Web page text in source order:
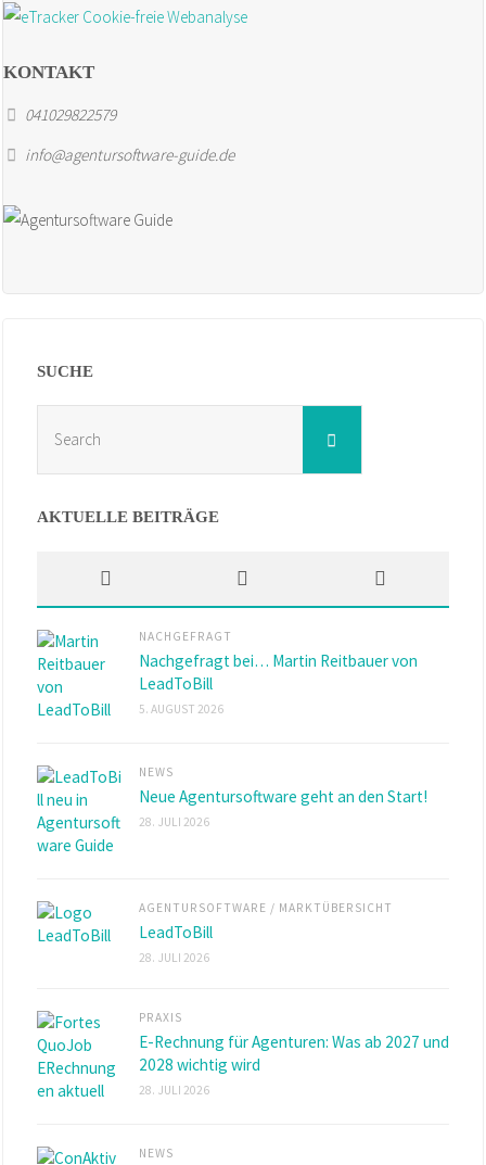
KONTAKT
041029822579
info@agentursoftware-guide.de
SUCHE
Search
AKTUELLE BEITRÄGE
NACHGEFRAGT
Nachgefragt bei… Martin Reitbauer von
LeadToBill
5. AUGUST 2026
NEWS
Neue Agentursoftware geht an den Start!
28. JULI 2026
AGENTURSOFTWARE / MARKTÜBERSICHT
LeadToBill
28. JULI 2026
PRAXIS
E-Rechnung für Agenturen: Was ab 2027 und
2028 wichtig wird
28. JULI 2026
NEWS